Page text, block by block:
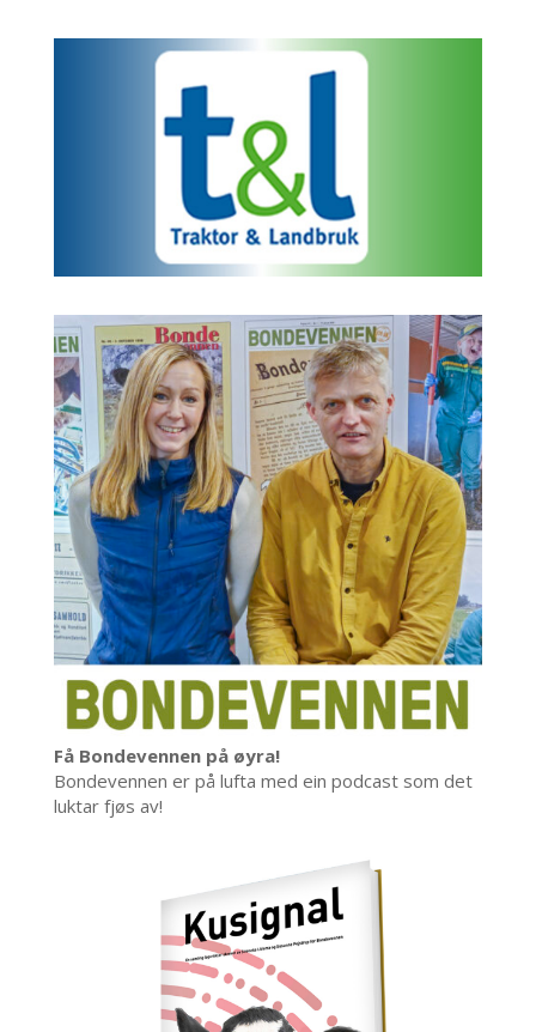
Få Bondevennen på øyra!
Bondevennen er på lufta med ein podcast som det
luktar fjøs av!